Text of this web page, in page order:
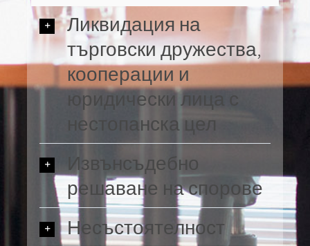
Ликвидация на
търговски дружества,
кооперации и
юридически лица с
нестопанска цел
Извънсъдебно
решаване на спорове
Несъстоятелност